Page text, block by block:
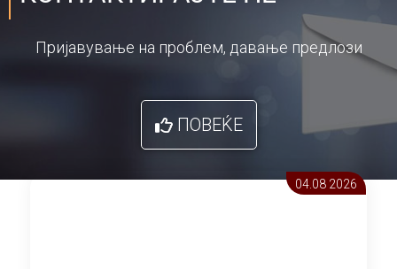
Пријавување на проблем, давање предлози
ПОВЕЌЕ
04.08 2026